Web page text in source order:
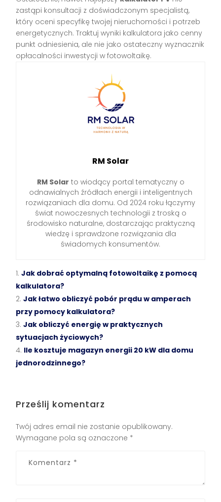
zastąpi konsultacji z doświadczonym specjalistą,
który oceni specyfikę twojej nieruchomości i potrzeb
energetycznych. Traktuj wyniki kalkulatora jako cenny
punkt odniesienia, ale nie jako ostateczny wyznacznik
opłacalności inwestycji w fotowoltaikę.
RM Solar
RM Solar to wiodący portal tematyczny o
odnawialnych źródłach energii i inteligentnych
rozwiązaniach dla domu. Od 2024 roku łączymy
świat nowoczesnych technologii z troską o
środowisko naturalne, dostarczając praktyczną
wiedzę i sprawdzone rozwiązania dla
świadomych konsumentów.
Jak dobrać optymalną fotowoltaikę z pomocą
kalkulatora?
Jak łatwo obliczyć pobór prądu w amperach
przy pomocy kalkulatora?
Jak obliczyć energię w praktycznych
sytuacjach życiowych?
Ile kosztuje magazyn energii 20 kW dla domu
jednorodzinnego?
Prześlij komentarz
Twój adres email nie zostanie opublikowany.
Wymagane pola są oznaczone *